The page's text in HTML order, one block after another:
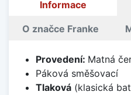
Informace
O značce Franke
Provedení: Matná
Páková směšovací
Tlaková(klasická